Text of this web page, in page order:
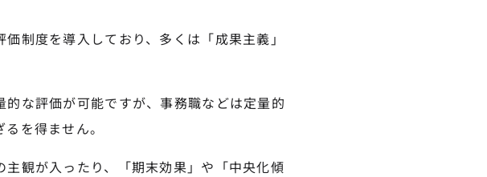
制度を導入しており、多くは「成果主義」
な評価が可能ですが、事務職などは定量的
を得ません。
観が入ったり、「期末効果」や「中央化傾